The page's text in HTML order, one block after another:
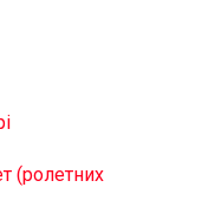
(ролетних